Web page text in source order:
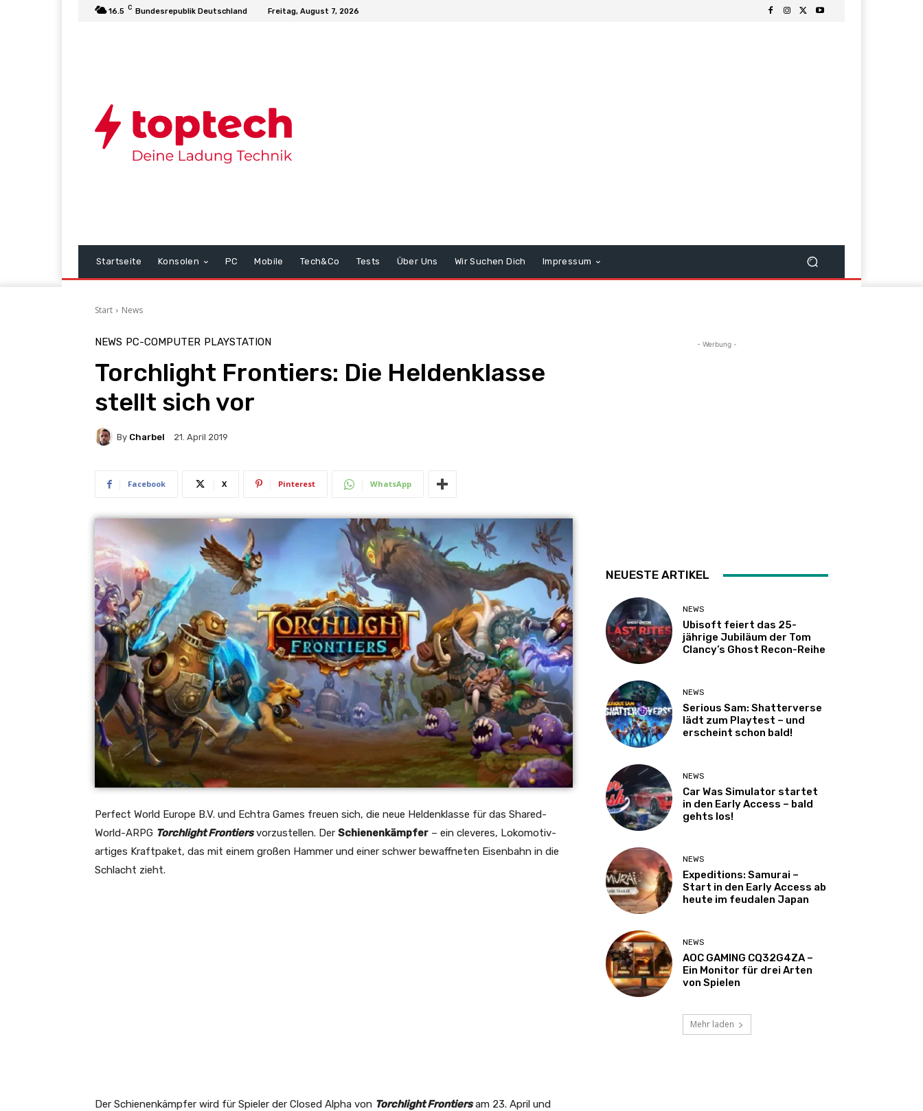
16.5 C Bundesrepublik Deutschland Freitag, August 7, 2026
Startseite Konsolen PC Mobile Tech&Co Tests Über Uns Wir Suchen Dich Impressum
Start News
NEWS PC-COMPUTER PLAYSTATION
Torchlight Frontiers: Die Heldenklasse
stellt sich vor
By Charbel 21. April 2019
Facebook X Pinterest WhatsApp
Perfect World Europe B.V. und Echtra Games freuen sich, die neue Heldenklasse für das Shared-
World-ARPG Torchlight Frontiersvorzustellen. Der Schienenkämpfer – ein cleveres, Lokomotiv-
artiges Kraftpaket, das mit einem großen Hammer und einer schwer bewaffneten Eisenbahn in die
Schlacht zieht.
Der Schienenkämpfer wird für Spieler der Closed Alpha von Torchlight Frontiersam 23. April und
- Werbung -
NEUESTE ARTIKEL
NEWS
Ubisoft feiert das 25-
jährige Jubiläum der Tom
Clancy’s Ghost Recon-Reihe
NEWS
Serious Sam: Shatterverse
lädt zum Playtest – und
erscheint schon bald!
NEWS
Car Was Simulator startet
in den Early Access – bald
gehts los!
NEWS
Expeditions: Samurai –
Start in den Early Access ab
heute im feudalen Japan
NEWS
AOC GAMING CQ32G4ZA –
Ein Monitor für drei Arten
von Spielen
Mehr laden